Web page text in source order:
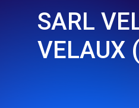
SARL
VELAUX